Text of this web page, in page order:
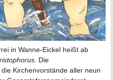
in Wanne-Eickel heißt ab
Die
Kirchenvorstände aller neun